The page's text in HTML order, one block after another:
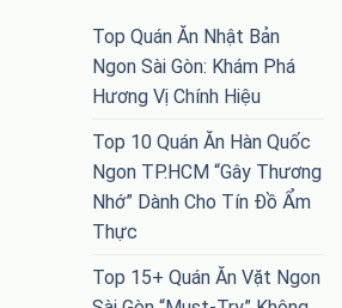
Top Quán Ăn Nhật Bản
Ngon Sài Gòn: Khám Phá
Hương Vị Chính Hiệu
Top 10 Quán Ăn Hàn Quốc
Ngon TP.HCM “Gây Thương
Nhớ” Dành Cho Tín Đồ Ẩm
Thực
Top 15+ Quán Ăn Vặt Ngon